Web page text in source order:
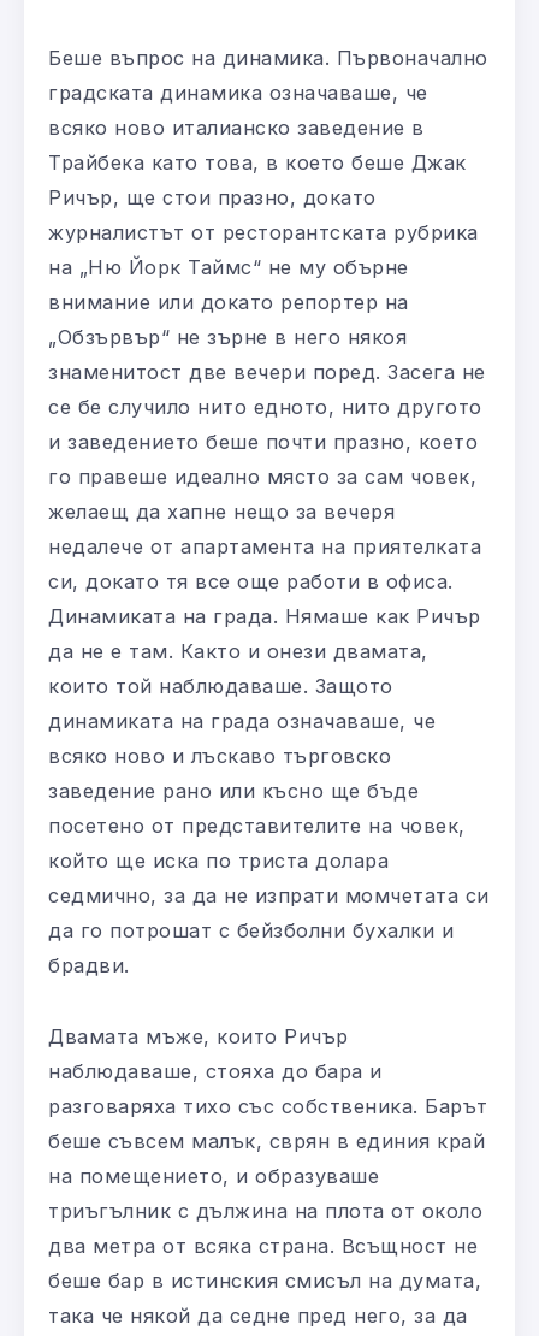
Беше въпрос на динамика. Първоначално
градската динамика означаваше, че
всяко ново италианско заведение в
Трайбека като това, в което беше Джак
Ричър, ще стои празно, докато
журналистът от ресторантската рубрика
на „Ню Йорк Таймс“ не му обърне
внимание или докато репортер на
„Обзървър“ не зърне в него някоя
знаменитост две вечери поред. Засега не
се бе случило нито едното, нито другото
и заведението беше почти празно, което
го правеше идеално място за сам човек,
желаещ да хапне нещо за вечеря
недалече от апартамента на приятелката
си, докато тя все още работи в офиса.
Динамиката на града. Нямаше как Ричър
да не е там. Както и онези двамата,
които той наблюдаваше. Защото
динамиката на града означаваше, че
всяко ново и лъскаво търговско
заведение рано или късно ще бъде
посетено от представителите на човек,
който ще иска по триста долара
седмично, за да не изпрати момчетата си
да го потрошат с бейзболни бухалки и
брадви.
Двамата мъже, които Ричър
наблюдаваше, стояха до бара и
разговаряха тихо със собственика. Барът
беше съвсем малък, сврян в единия край
на помещението, и образуваше
триъгълник с дължина на плота от около
два метра от всяка страна. Всъщност не
беше бар в истинския смисъл на думата,
така че някой да седне пред него, за да